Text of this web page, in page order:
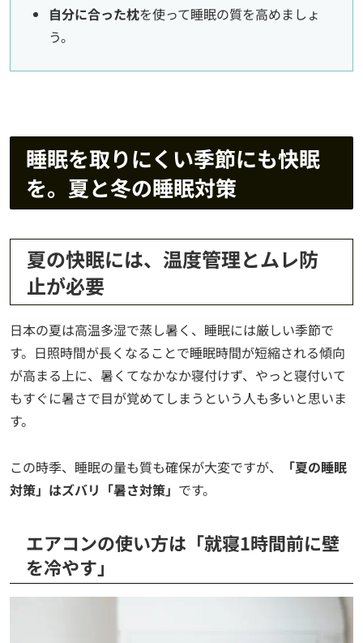
自分に合った枕を使って睡眠の質を高めましょ
う。
睡眠を取りにくい季節にも快眠
を。夏と冬の睡眠対策
夏の快眠には、温度管理とムレ防
止が必要
日本の夏は高温多湿で蒸し暑く、睡眠には厳しい季節で
す。日照時間が長くなることで睡眠時間が短縮される傾向
が高まる上に、暑くてなかなか寝付けず、やっと寝付いて
もすぐに暑さで目が覚めてしまうという人も多いと思いま
す。
この時季、睡眠の量も質も確保が大変ですが、
「夏の睡眠
対策」はズバリ「暑さ対策」 です。
エアコンの使い方は「就寝1時間前に壁
を冷やす」